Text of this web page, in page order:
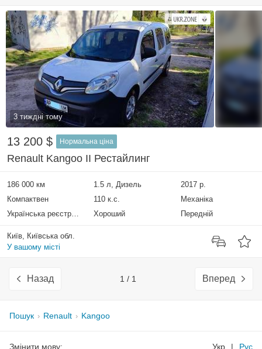
3 тиждні тому
13 200 $ Нормальна ціна
Renault Kangoo II Рестайлинг
186 000 км 1.5 л, Дизель
2017 р.
Компактвен
110 к.с.
Механіка
Українська реєстрація
Хороший Передній
Київ, Київська обл.
У вашому місті
Назад 1 / 1 Вперед
Пошук Renault Kangoo
Змінити мову: Укр | Рус